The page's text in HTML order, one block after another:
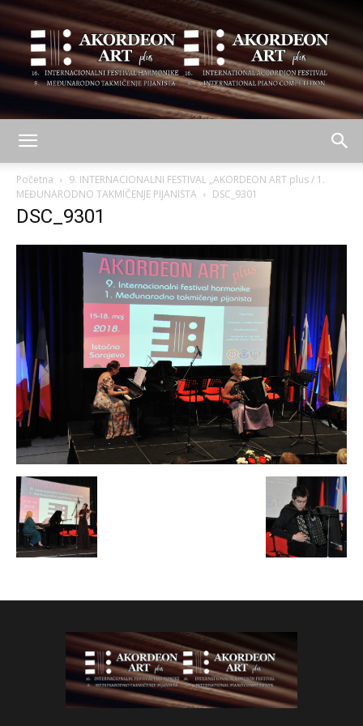
plus
Početna
9. INTERNACIONALNI FESTIVAL „AKORDEON ART plus / 1.
MEĐUNARODNO TAKMIČENJE PIJANISTA
DSC_9301
DSC_9301